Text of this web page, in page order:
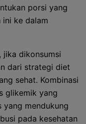
porsi yang
ini ke dalam
jika dikonsumsi
dari strategi diet
sehat. Kombinasi
glikemik yang
yang mendukung
pada kesehatan